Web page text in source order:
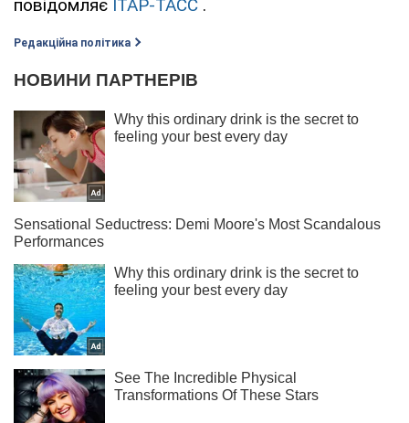
повідомляє ІТАР-ТАСС .
Редакційна політика